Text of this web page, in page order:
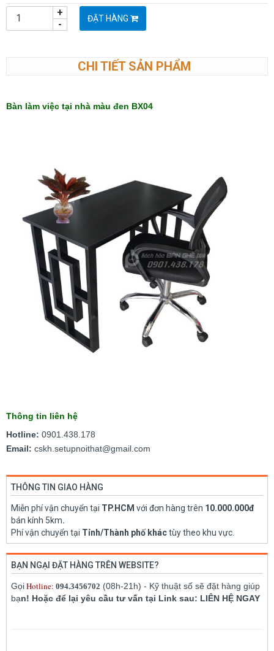
-
+ ĐẶT HÀNG
CHI TIẾT SẢN PHẨM
Bàn làm việc tại nhà màu đen BX04
Thông tin liên hệ
Hotline: 0901.438.178
Email: cskh.setupnoithat@gmail.com
THÔNG TIN GIAO HÀNG
Miễn phí vận chuyển tại TP.HCM với đơn hàng trên 10.000.000đ
bán kính 5km.
Phí vận chuyển tại Tỉnh/Thành phố kháctùy theo khu vực.
BẠN NGẠI ĐẶT HÀNG TRÊN WEBSITE?
GọiHotline: 094.3456702 (08h-21h) - Kỹ thuật số sẽ đặt hàng giúp
bạn! Hoặc để lại yêu cầu tư vấn tại Link sau: LIÊN HỆ NGAY